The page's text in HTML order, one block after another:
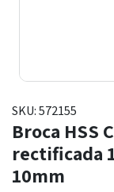
SKU: 572155
Broca HSS
rectificada
10mm